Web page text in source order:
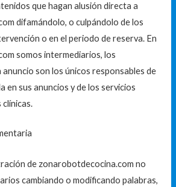
que hagan alusión directa a
difamándolo, o culpándolo de los
o en el periodo de reserva. En
somos intermediarios, los
son los únicos responsables de
en sus anuncios y de los servicios
de zonarobotdecocina.com no
cambiando o modificando palabras,